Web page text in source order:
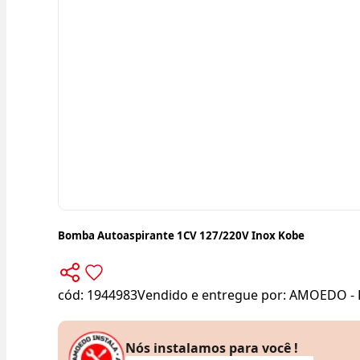
Bomba Autoaspirante 1CV 127/220V Inox Kobe
cód: 1944983Vendido e entregue por: AMOEDO -
Nós instalamos para você !